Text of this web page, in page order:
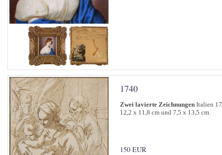
1740
Zwei lavierte Zeichnungen Italien
12,2 x 11,8 cm und 7,5 x 13,5 cm.
150 EUR